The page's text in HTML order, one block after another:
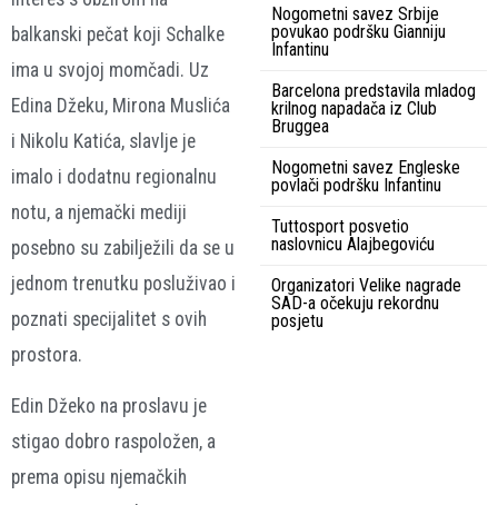
balkanski pečat koji Schalke
ima u svojoj momčadi. Uz
Edina Džeku, Mirona Muslića
i Nikolu Katića, slavlje je
imalo i dodatnu regionalnu
notu, a njemački mediji
posebno su zabilježili da se u
jednom trenutku posluživao i
poznati specijalitet s ovih
prostora.
Edin Džeko na proslavu je
stigao dobro raspoložen, a
prema opisu njemačkih
Nogometni savez Srbije
povukao podršku Gianniju
Infantinu
Barcelona predstavila mladog
krilnog napadača iz Club
Bruggea
Nogometni savez Engleske
povlači podršku Infantinu
Tuttosport posvetio
naslovnicu Alajbegoviću
Organizatori Velike nagrade
SAD-a očekuju rekordnu
posjetu